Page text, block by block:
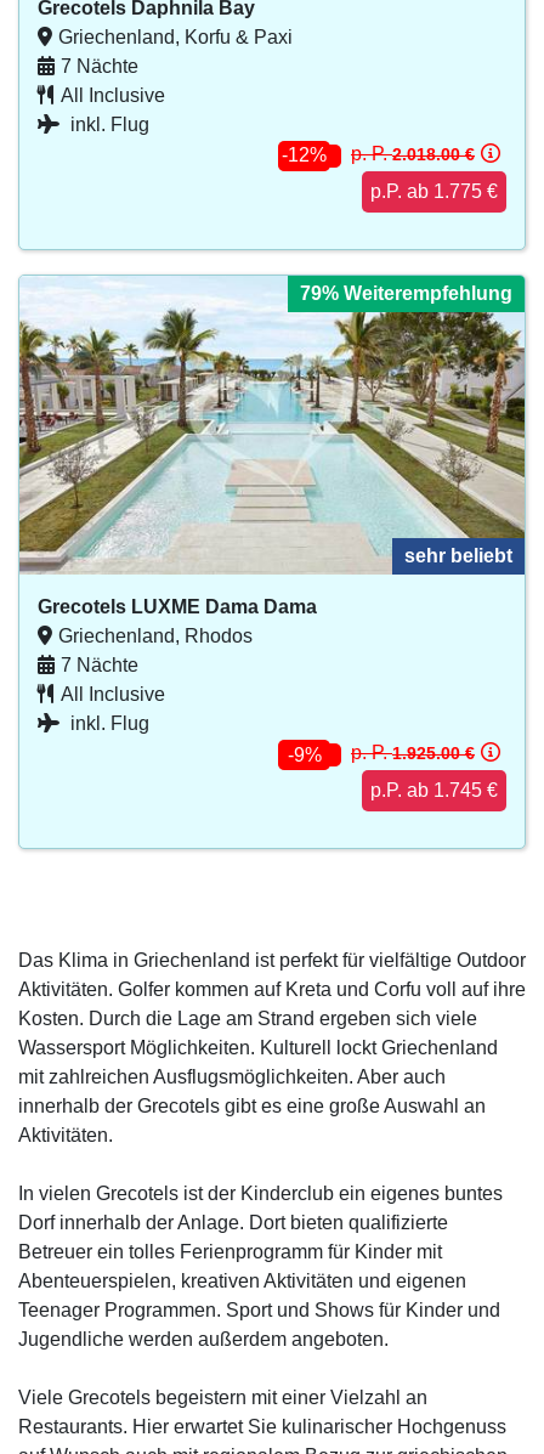
Grecotels Daphnila Bay
Griechenland, Korfu & Paxi
7 Nächte
All Inclusive
inkl. Flug
-12%
p. P.2.018.00 €
p.P. ab 1.775 €
79% Weiterempfehlung
sehr beliebt
Grecotels LUXME Dama Dama
Griechenland, Rhodos
7 Nächte
All Inclusive
inkl. Flug
-9%
p. P.1.925.00 €
p.P. ab 1.745 €
Das Klima in Griechenland ist perfekt für vielfältige Outdoor
Aktivitäten. Golfer kommen auf Kreta und Corfu voll auf ihre
Kosten. Durch die Lage am Strand ergeben sich viele
Wassersport Möglichkeiten. Kulturell lockt Griechenland
mit zahlreichen Ausflugsmöglichkeiten. Aber auch
innerhalb der Grecotels gibt es eine große Auswahl an
Aktivitäten.
In vielen Grecotels ist der Kinderclub ein eigenes buntes
Dorf innerhalb der Anlage. Dort bieten qualifizierte
Betreuer ein tolles Ferienprogramm für Kinder mit
Abenteuerspielen, kreativen Aktivitäten und eigenen
Teenager Programmen. Sport und Shows für Kinder und
Jugendliche werden außerdem angeboten.
Viele Grecotels begeistern mit einer Vielzahl an
Restaurants. Hier erwartet Sie kulinarischer Hochgenuss